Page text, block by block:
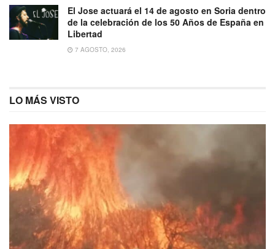
El Jose actuará el 14 de agosto en Soria dentro
de la celebración de los 50 Años de España en
Libertad
7 AGOSTO, 2026
LO MÁS VISTO